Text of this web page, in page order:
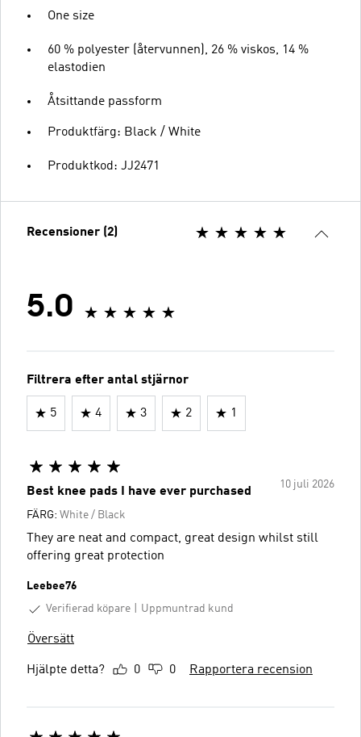
One size
60 % polyester (återvunnen), 26 % viskos, 14 %
elastodien
Åtsittande passform
Produktfärg: Black / White
Produktkod: JJ2471
Recensioner (2)
5.0
Filtrera efter antal stjärnor
5 4 3 2 1
10 juli 2026
Best knee pads I have ever purchased
FÄRG: White / Black
They are neat and compact, great design whilst still
offering great protection
Leebee76
Verifierad köpare
Uppmuntrad kund
Översätt
Hjälpte detta? 0 0 Rapportera recension